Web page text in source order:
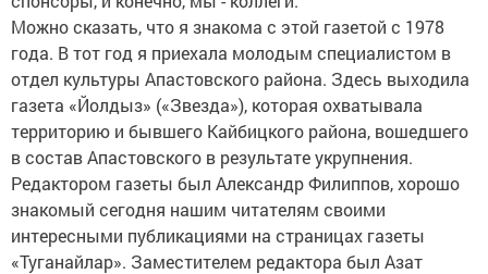
Можно сказать, что я знакома с этой газетой с 1978
года. В тот год я приехала молодым специалистом в
отдел культуры Апастовского района. Здесь выходила
газета «Йолдыз» («Звезда»), которая охватывала
территорию и бывшего Кайбицкого района, вошедшего
в состав Апастовского в результате укрупнения.
Редактором газеты был Александр Филиппов, хорошо
знакомый сегодня нашим читателям своими
интересными публикациями на страницах газеты
«Туганайлар». Заместителем редактора был Азат